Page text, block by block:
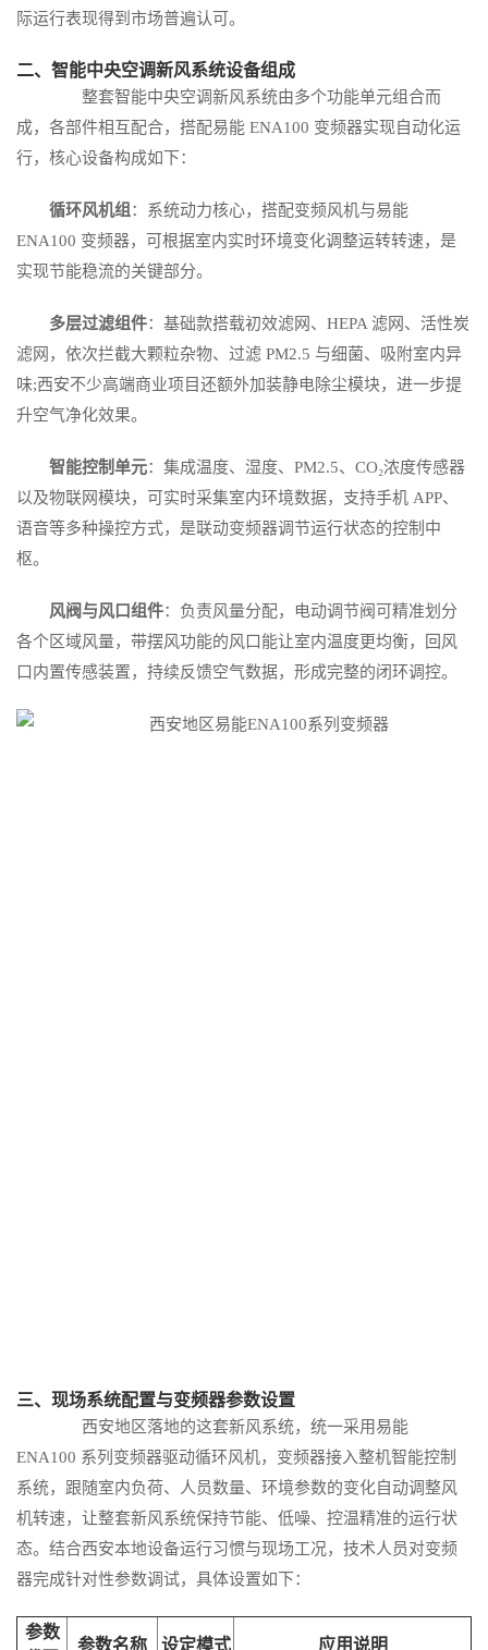
际运行表现得到市场普遍认可。
二、智能中央空调新风系统设备组成
整套智能中央空调新风系统由多个功能单元组合而
成，各部件相互配合，搭配易能 ENA100 变频器实现自动化运
行，核心设备构成如下：
循环风机组 ：系统动力核心，搭配变频风机与易能
ENA100 变频器，可根据室内实时环境变化调整运转转速，是
实现节能稳流的关键部分。
多层过滤组件：基础款搭载初效滤网、HEPA 滤网、活性炭
滤网，依次拦截大颗粒杂物、过滤 PM2.5 与细菌、吸附室内异
味;西安不少高端商业项目还额外加装静电除尘模块，进一步提
升空气净化效果。
智能控制单元：集成温度、湿度、PM2.5、CO₂浓度传感器
以及物联网模块，可实时采集室内环境数据，支持手机 APP、
语音等多种操控方式，是联动变频器调节运行状态的控制中
枢。
风阀与风口组件：负责风量分配，电动调节阀可精准划分
各个区域风量，带摆风功能的风口能让室内温度更均衡，回风
口内置传感装置，持续反馈空气数据，形成完整的闭环调控。
三、现场系统配置与变频器参数设置
西安地区落地的这套新风系统，统一采用易能
ENA100 系列变频器驱动循环风机，变频器接入整机智能控制
系统，跟随室内负荷、人员数量、环境参数的变化自动调整风
机转速，让整套新风系统保持节能、低噪、控温精准的运行状
态。结合西安本地设备运行习惯与现场工况，技术人员对变频
器完成针对性参数调试，具体设置如下：
参数
参数名称 设定模式 应用说明